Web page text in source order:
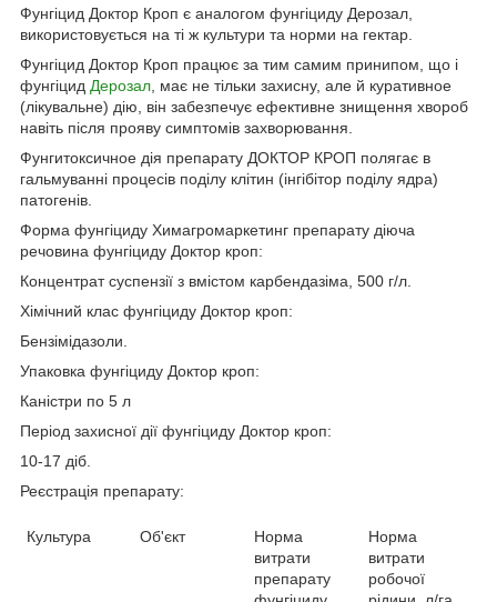
Фунгіцид Доктор Кроп є аналогом фунгіциду Дерозал,
використовується на ті ж культури та норми на гектар.
Фунгіцид Доктор Кроп працює за тим самим принипом, що і
фунгіцид Дерозал, має не тільки захисну, але й куративное
(лікувальне) дію, він забезпечує ефективне знищення хвороб
навіть після прояву симптомів захворювання.
Фунгитоксичное дія препарату ДОКТОР КРОП полягає в
гальмуванні процесів поділу клітин (інгібітор поділу ядра)
патогенів.
Форма фунгіциду Химагромаркетинг препарату діюча
речовина фунгіциду Доктор кроп:
Концентрат суспензії з вмістом карбендазіма, 500 г/л.
Хімічний клас фунгіциду Доктор кроп:
Бензімідазоли.
Упаковка фунгіциду Доктор кроп:
Каністри по 5 л
Період захисної дії фунгіциду Доктор кроп:
10-17 діб.
Реєстрація препарату:
Культура Об'єкт
Норма
витрати
препарату
Норма
витрати
робочої